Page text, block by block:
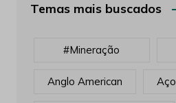
Temas mais buscados
#mineração
Anglo American Aço